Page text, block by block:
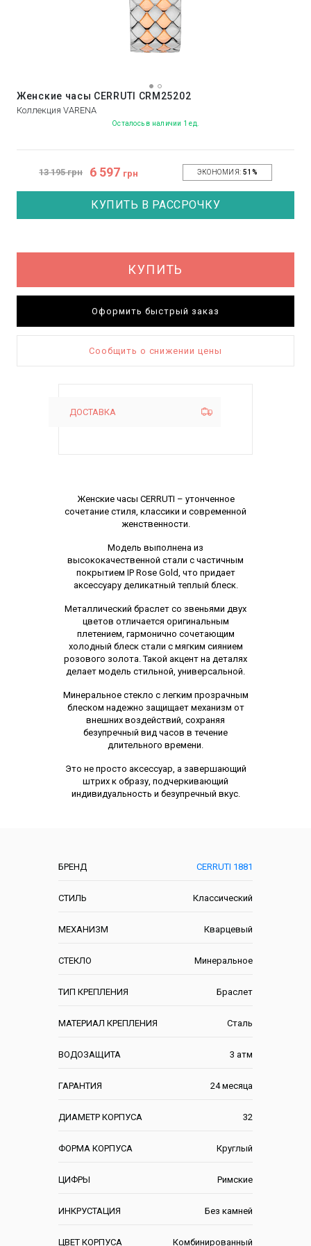
Женские часы CERRUTI CRM25202
Коллекция VARENA
Осталось в наличии 1 ед.
13 195 грн 6 597 грн ЭКОНОМИЯ:51%
КУПИТЬ В РАССРОЧКУ
КУПИТЬ
Оформить быстрый заказ
Сообщить о снижении цены
ДОСТАВКА
БРЕНД CERRUTI 1881
СТИЛЬ Классический
МЕХАНИЗМ Кварцевый
СТЕКЛО Минеральное
ТИП КРЕПЛЕНИЯ Браслет
МАТЕРИАЛ КРЕПЛЕНИЯ Сталь
ВОДОЗАЩИТА 3 атм
ГАРАНТИЯ 24 месяца
ДИАМЕТР КОРПУСА 32
ФОРМА КОРПУСА Круглый
ЦИФРЫ Римские
ИНКРУСТАЦИЯ Без камней
ЦВЕТ КОРПУСА Комбинированный
Описание
Женские часы CERRUTI – утонченное
сочетание стиля, классики и современной
женственности.
Модель выполнена из
высококачественной стали с частичным
покрытием IP Rose Gold, что придает
аксессуару деликатный теплый блеск.
Металлический браслет со звеньями двух
цветов отличается оригинальным
плетением, гармонично сочетающим
холодный блеск стали с мягким сиянием
розового золота. Такой акцент на деталях
делает модель стильной, универсальной.
Минеральное стекло с легким прозрачным
блеском надежно защищает механизм от
внешних воздействий, сохраняя
безупречный вид часов в течение
длительного времени.
Это не просто аксессуар, а завершающий
штрих к образу, подчеркивающий
индивидуальность и безупречный вкус.